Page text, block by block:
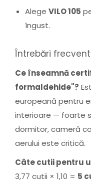
Alege VILO 105
îngust.
Întrebări
Ce înseamnă
formaldehide"?
europeană pentru
interioare — foarte
dormitor, cameră
aerului este critică.
Câte cutii pentru
3,77 cutii × 1,10 = 5